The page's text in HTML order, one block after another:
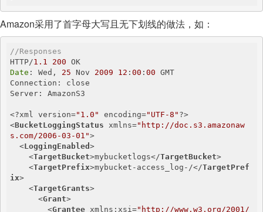
Amazon采用了首字母大写且无下划线的做法，如：
//Responses
HTTP/1.1 200
Date : Wed, 25 Nov 2009 12 : 00 : 00 GMT
Connection: close
Server: AmazonS3
<?xml version="1.0" encoding="UTF-8"
<BucketLoggingStatus xmlns="http://doc.s3.amazonaw
s.com/2006-03-01">
<LoggingEnabled >
<TargetBucket>mybucketlogs</TargetBucket>
<TargetPrefix>mybucket-access_log-/</TargetPref
ix>
<TargetGrants>
<Grant>
<Grantee xmlns:xsi="http://www.w3.org/2001/